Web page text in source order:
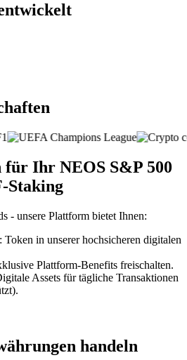
Ihr NEOS S&P 500
Staking
- unsere Plattform bietet Ihnen:
: Token in unserer hochsicheren digitalen
Plattform-Benefits freischalten.
Assets für tägliche Transaktionen
handeln